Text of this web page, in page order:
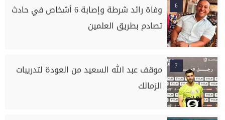
6
وفاة رائد شرطة وإصابة 6 أشخاص في حادث
تصادم بطريق العلمين
7
موقف عبد الله السعيد من العودة لتدريبات
الزمالك